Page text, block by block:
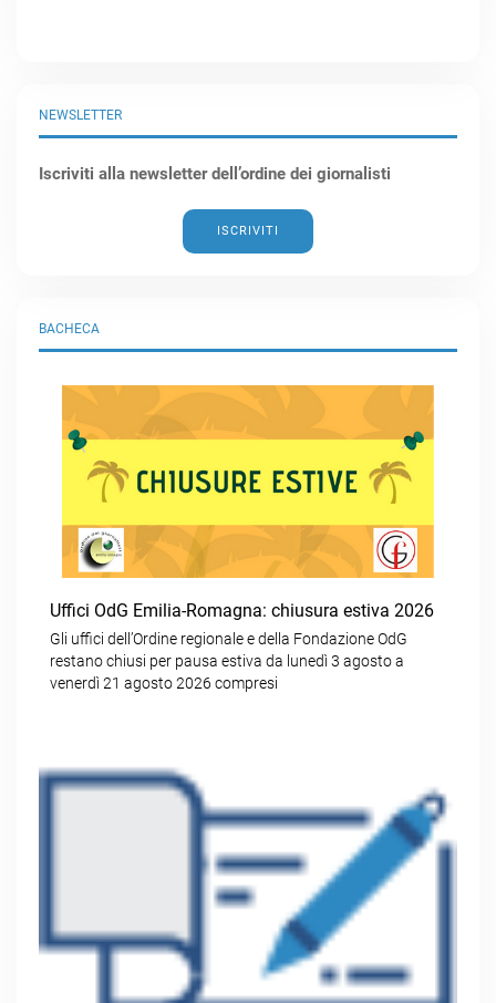
BACHECA
Uffici OdG Emilia-Romagna: chiusura estiva 2026
Gli uffici dell’Ordine regionale e della Fondazione OdG
restano chiusi per pausa estiva da lunedì 3 agosto a
venerdì 21 agosto 2026 compresi
NEWSLETTER
Iscriviti alla newsletter dell’ordine dei giornalisti
ISCRIVITI